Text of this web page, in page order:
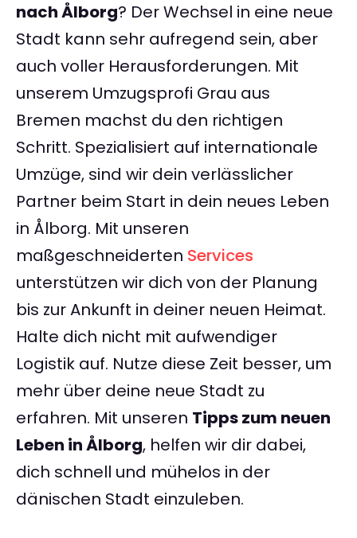
nach Ålborg? Der Wechsel in eine neue
Stadt kann sehr aufregend sein, aber
auch voller Herausforderungen. Mit
unserem Umzugsprofi Grau aus
Bremen machst du den richtigen
Schritt. Spezialisiert auf internationale
Umzüge, sind wir dein verlässlicher
Partner beim Start in dein neues Leben
in Ålborg. Mit unseren
maßgeschneiderten Services
unterstützen wir dich von der Planung
bis zur Ankunft in deiner neuen Heimat.
Halte dich nicht mit aufwendiger
Logistik auf. Nutze diese Zeit besser, um
mehr über deine neue Stadt zu
erfahren. Mit unseren Tipps zum neuen
Leben in Ålborg, helfen wir dir dabei,
dich schnell und mühelos in der
dänischen Stadt einzuleben.